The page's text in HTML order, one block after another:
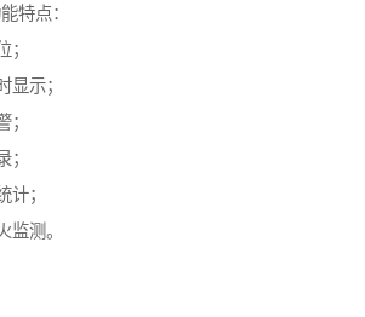
特点：
；
显示；
；
；
计；
监测。